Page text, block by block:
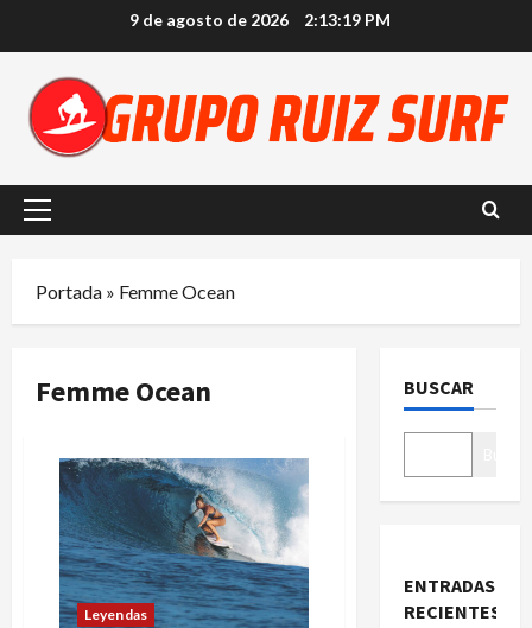
contenido
9 de agosto de 2026 2:13:19 PM
Menú
Portada » Femme Ocean
Femme Ocean
Leyendas
BUSCAR
ENTRADAS
RECIENTES